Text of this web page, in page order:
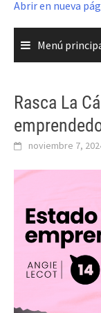
Abrir en nueva
Menú
Rasca La
noviembre 7,